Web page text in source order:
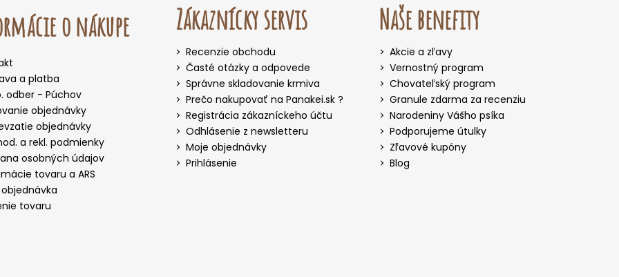
o nákupe
a platba
odber - Púchov
objednávky
objednávky
a rekl. podmienky
osobných údajov
tovaru a ARS
tovaru
Zákaznícky servis
Recenzie obchodu
Časté otázky a odpovede
Správne skladovanie krmiva
Prečo nakupovať na Panakei.sk ?
Registrácia zákazníckeho účtu
Odhlásenie z newsletteru
Moje objednávky
Prihlásenie
Naše benefity
Akcie a zľavy
Vernostný program
Chovateľský program
Granule zdarma za recenziu
Narodeniny Vášho psíka
Podporujeme útulky
Zľavové kupóny
Blog